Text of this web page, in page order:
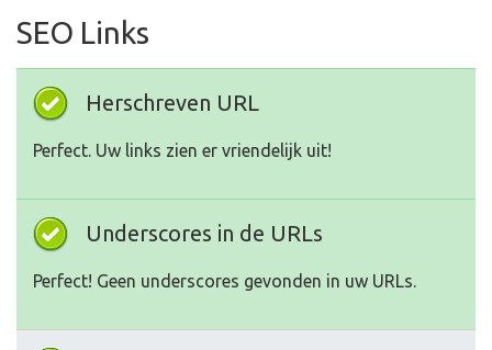
SEO Links
Herschreven URL
Perfect. Uw links zien er vriendelijk uit!
Underscores in de URLs
Perfect! Geen underscores gevonden in uw URLs.